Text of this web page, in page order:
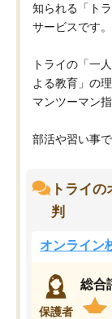
知られる「ト
サービスです。
トライの「一
よる教育」の
マンツーマン
部活や習い事
トライ
判
オンライン
保護者
総合